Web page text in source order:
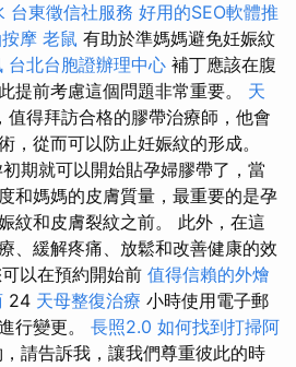
台東徵信社服務 好用的SEO軟體推
摩 老鼠 有助於準媽媽避免妊娠紋
台北台胞證辦理中心 補丁應該在腹
提前考慮這個問題非常重要。 天
值得拜訪合格的膠帶治療師，他會
，從而可以防止妊娠紋的形成。
期就可以開始貼孕婦膠帶了，當
和媽媽的皮膚質量，最重要的是孕
紋和皮膚裂紋之前。 此外，在這
、緩解疼痛、放鬆和改善健康的效
以在預約開始前 值得信賴的外燴
24 天母整復治療 小時使用電子郵
行變更。 長照2.0 如何找到打掃阿
請告訴我，讓我們尊重彼此的時